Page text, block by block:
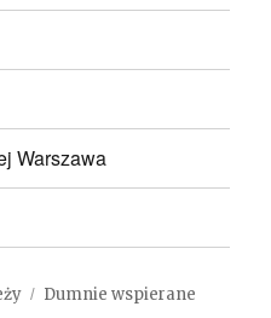
Warszawa
Dumnie wspierane